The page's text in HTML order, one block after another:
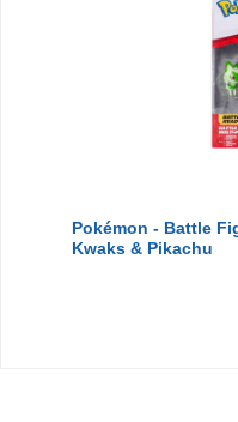
Pokémon - Battle
Kwaks & Pikachu